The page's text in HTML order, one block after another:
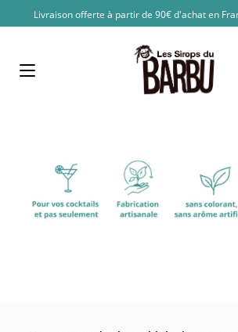
to
Livraison offerte à partir de 90€ d'achat en